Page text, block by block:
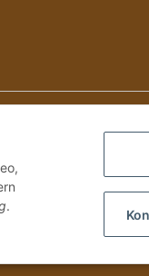
, Zahlung via PayPal
.